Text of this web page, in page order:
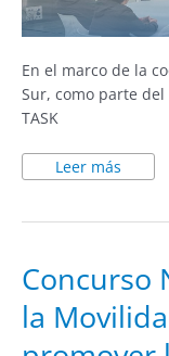
En el marco de la
Sur, como parte
TASK
Leer más
Concurso
la
Nacional
“Customiza
la
Movilidad
para